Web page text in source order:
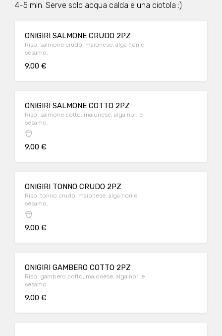
4-5 min. Serve solo acqua calda e una ciotola :)
ONIGIRI SALMONE CRUDO 2PZ
Riso, salmone crudo, maionese, alga nori e
sesamo.
9.00 €
ONIGIRI SALMONE COTTO 2PZ
Riso, salmone cotto, maionese, alga nori e
sesamo.
9.00 €
ONIGIRI TONNO CRUDO 2PZ
Riso, tonno crudo, maionese, alga nori e
sesamo.
9.00 €
ONIGIRI GAMBERO COTTO 2PZ
Riso, gambero cotto, maionese, alga nori e
sesamo.
9.00 €